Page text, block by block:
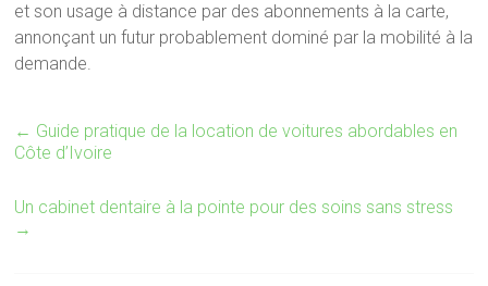
et son usage à distance par des abonnements à la carte,
annonçant un futur probablement dominé par la mobilité à la
demande.
← Guide pratique de la location de voitures abordables en
Côte d’Ivoire
Un cabinet dentaire à la pointe pour des soins sans stress
→